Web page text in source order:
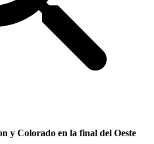
y Colorado en la final del Oeste